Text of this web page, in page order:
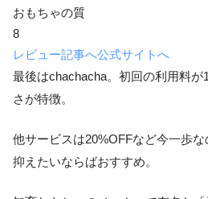
おもちゃの質
8
レビュー記事へ公式サイトへ
最後はchachacha。初回の利用料が
さが特徴。
他サービスは20%OFFなど今一歩
抑えたいならばおすすめ。